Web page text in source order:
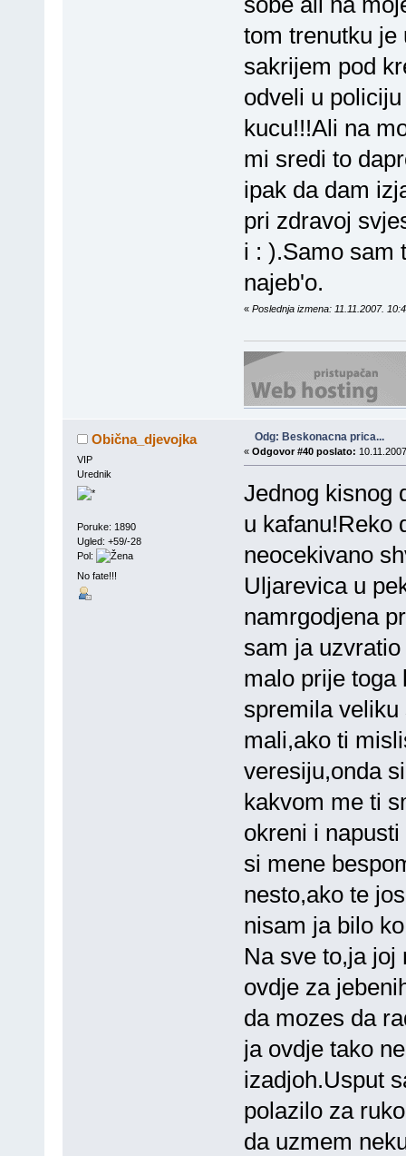
tom trenutku je
sakrijem pod
odveli u
kucu!!!Ali na
mi sredi to
ipak da dam
pri zdravoj
i : ).Samo sam
najeb'o.
« Poslednja izmena: 11.11.2007.
Obična_djevojka
VIP
Urednik
Poruke: 1890
Ugled: +59/-28
Pol:
No fate!!!
Odg: Beskonacna prica...
« Odgovor #40 poslato:
Jednog kisnog
u kafanu!Reko
neocekivano
Uljarevica u
namrgodjena
sam ja
malo prije toga
spremila
mali,ako ti
veresiju,onda
kakvom me ti
okreni i
si mene
nesto,ako te
nisam ja bilo
Na sve to,ja joj
ovdje za
da mozes da
ja ovdje tako
izadjoh.Usput
polazilo za
da uzmem